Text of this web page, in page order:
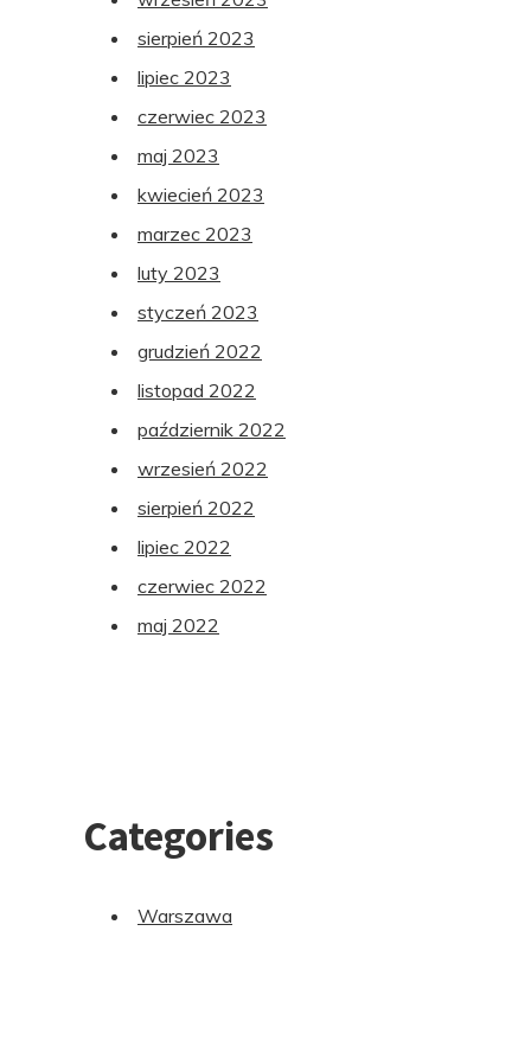
sierpień 2023
lipiec 2023
czerwiec 2023
maj 2023
kwiecień 2023
marzec 2023
luty 2023
styczeń 2023
grudzień 2022
listopad 2022
październik 2022
wrzesień 2022
sierpień 2022
lipiec 2022
czerwiec 2022
maj 2022
Categories
Warszawa